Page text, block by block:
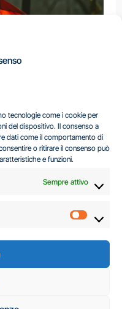
tecnologie come i cookie per
del dispositivo. Il consenso a
dati come il comportamento di
o ritirare il consenso può
e funzioni.
Sempre attivo
Tutti i diritti riservati
Italus